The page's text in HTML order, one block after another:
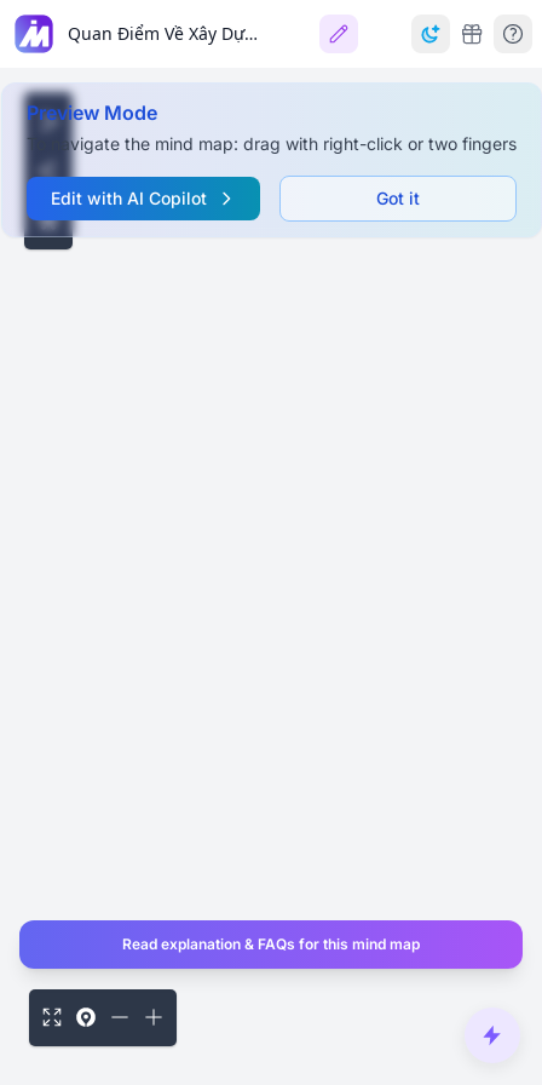
Quan Điểm Về Xây Dựng Con Người Mới
Preview Mode
To navigate the mind map: drag with right-click or two fingers
Edit with AI Copilot Got it
Read explanation & FAQs for this mind map